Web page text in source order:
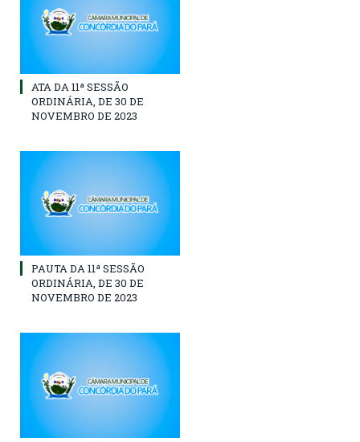
ATA DA 11ª SESSÃO
ORDINÁRIA, DE 30 DE
NOVEMBRO DE 2023
PAUTA DA 11ª SESSÃO
ORDINÁRIA, DE 30 DE
NOVEMBRO DE 2023